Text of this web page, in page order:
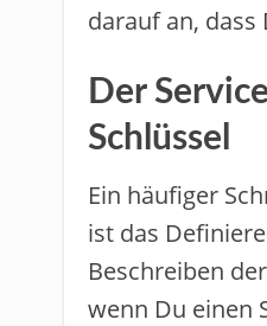
darauf an, dass
Der
Schlüssel
Ein häufiger
ist das
Beschreiben
wenn Du einen